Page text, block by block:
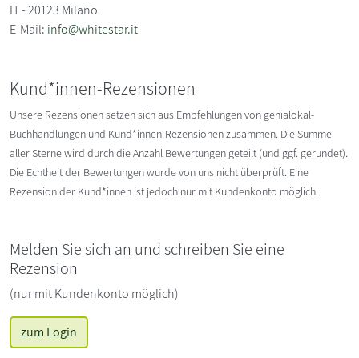
IT - 20123 Milano
E-Mail: info@whitestar.it
Kund*innen-Rezensionen
Unsere Rezensionen setzen sich aus Empfehlungen von genialokal-
Buchhandlungen und Kund*innen-Rezensionen zusammen. Die Summe
aller Sterne wird durch die Anzahl Bewertungen geteilt (und ggf. gerundet).
Die Echtheit der Bewertungen wurde von uns nicht überprüft. Eine
Rezension der Kund*innen ist jedoch nur mit Kundenkonto möglich.
Melden Sie sich an und schreiben Sie eine
Rezension
(nur mit Kundenkonto möglich)
zum Login